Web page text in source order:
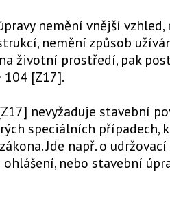
nemění vnější vzhled,
nemění způsob
životní prostředí, pak
104 [Z17].
nevyžaduje stavební
speciálních případech,
Jde např. o udržovací
nebo stavební